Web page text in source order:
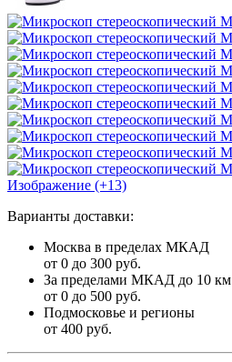
Изображение (+13)
Варианты доставки:
Москва в пределах МКАД
от 0 до 300 руб.
За пределами МКАД до 10 км
от 0 до 500 руб.
Подмосковье и регионы
от 400 руб.